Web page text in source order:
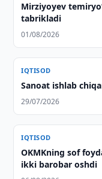
Mirziyoyev
tabrikladi
01/08/2026
IQTISOD
Sanoat ishlab
29/07/2026
IQTISOD
OKMKning sof
ikki barobar oshdi